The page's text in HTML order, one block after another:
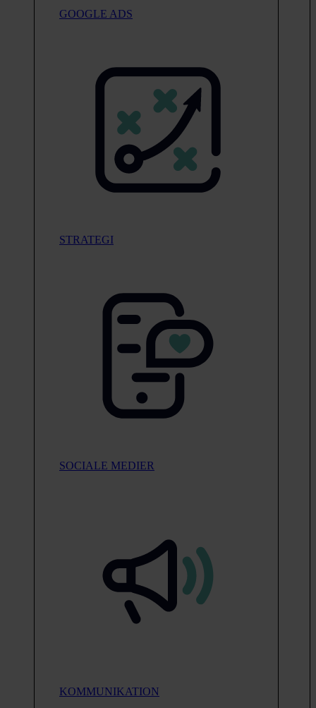
GOOGLE ADS
STRATEGI
SOCIALE MEDIER
KOMMUNIKATION